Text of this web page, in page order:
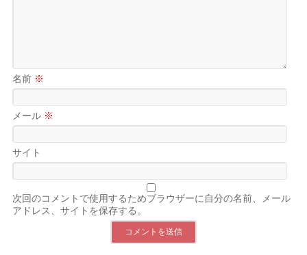
名前 ※
メール ※
サイト
次回のコメントで使用するためブラウザーに自分の名前、メール
アドレス、サイトを保存する。